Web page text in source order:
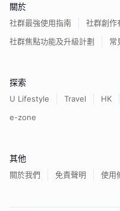
關於
社群最強使用指南
社群創作
社群焦點功能及升級計劃
常
探索
U Lifestyle Travel HK
e-zone
其他
關於我們 免責聲明 使用